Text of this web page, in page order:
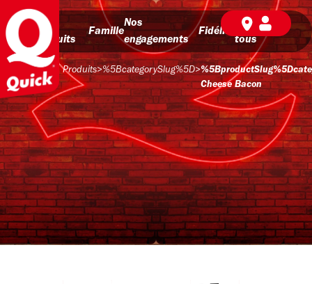
Nos
produits
Famille
Nos
engagements
Fidélité
BD pour
tous
Produits>%5BcategorySlug%5D>
Cheese Bacon